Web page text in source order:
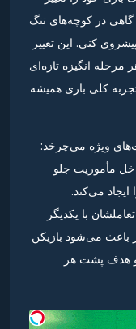
در کوچه‌های تنگ
کنی. این تغییر
انگیزه تازه‌ای
کلی بازی همیشه
ویژه می‌چرخد:
مأموریت جلو
می‌کند.
با یکدیگر
باعث می‌شود بازیکن
و هدف پشت هر